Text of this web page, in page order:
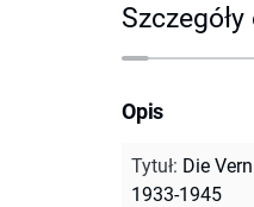
Opis
Tytuł: Die
1933-1945